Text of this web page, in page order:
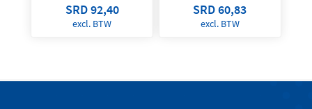
SRD 92,40
excl. BTW
SRD 60,83
excl. BTW